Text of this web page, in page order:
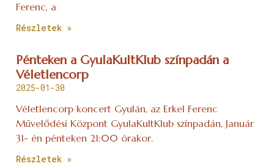
Ferenc, a
Részletek »
Pénteken a GyulaKultKlub színpadán a
Véletlencorp
2025-01-30
Véletlencorp koncert Gyulán, az Erkel Ferenc
Művelődési Központ GyulaKultKlub színpadán, Január
31- én pénteken 21:00 órakor.
Részletek »